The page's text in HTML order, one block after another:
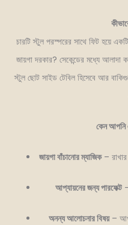
চারটি স্টুল পরস্পরের সাথে ফিট হয়ে
জায়গা দরকার? সেকেন্ডের মধ্যে আলাদা
স্টুল ছোট সাইড টেবিল হিসেবে আর
কেন আপনি
জায়গা বাঁচানোর ম্যাজিক– রাখার
আপ্যায়নের জন্য পারফেক্ট–
অনন্য আলোচনার বিষয়–